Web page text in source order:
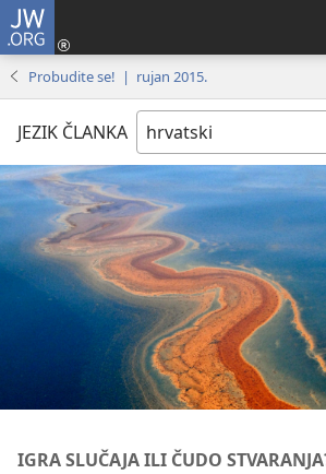
JW.ORG
Probudite se! | rujan 2015.
JEZIK ČLANKA
IGRA SLUČAJA ILI ČUDO